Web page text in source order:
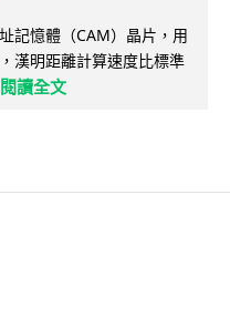
記憶體（CAM）晶片，用
漢明距離計算速度比標準
閱讀全文